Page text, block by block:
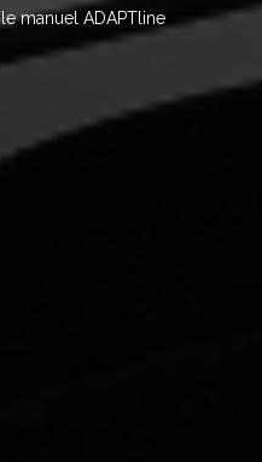
manuel ADAPTline